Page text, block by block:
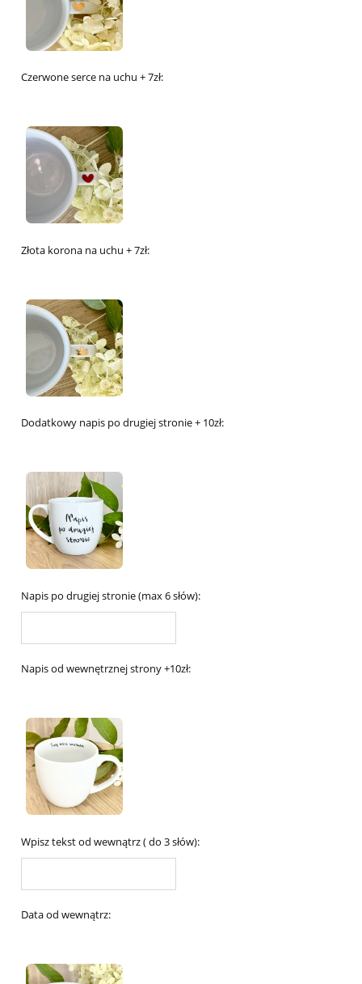
Czerwone serce na uchu + 7zł:
Złota korona na uchu + 7zł:
Dodatkowy napis po drugiej stronie + 10zł:
Napis po drugiej stronie (max 6 słów):
Napis od wewnętrznej strony +10zł:
Wpisz tekst od wewnątrz ( do 3 słów):
Data od wewnątrz: